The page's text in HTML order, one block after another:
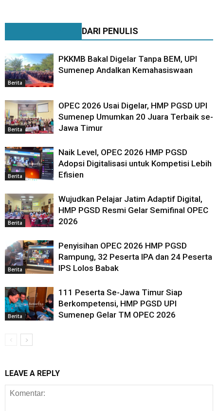
DARI PENULIS
Berita
PKKMB Bakal Digelar Tanpa BEM, UPI
Sumenep Andalkan Kemahasiswaan
Berita
OPEC 2026 Usai Digelar, HMP PGSD UPI
Sumenep Umumkan 20 Juara Terbaik se-
Jawa Timur
Berita
Naik Level, OPEC 2026 HMP PGSD
Adopsi Digitalisasi untuk Kompetisi Lebih
Efisien
Berita
Wujudkan Pelajar Jatim Adaptif Digital,
HMP PGSD Resmi Gelar Semifinal OPEC
2026
Berita
Penyisihan OPEC 2026 HMP PGSD
Rampung, 32 Peserta IPA dan 24 Peserta
IPS Lolos Babak
Berita
111 Peserta Se-Jawa Timur Siap
Berkompetensi, HMP PGSD UPI
Sumenep Gelar TM OPEC 2026
LEAVE A REPLY